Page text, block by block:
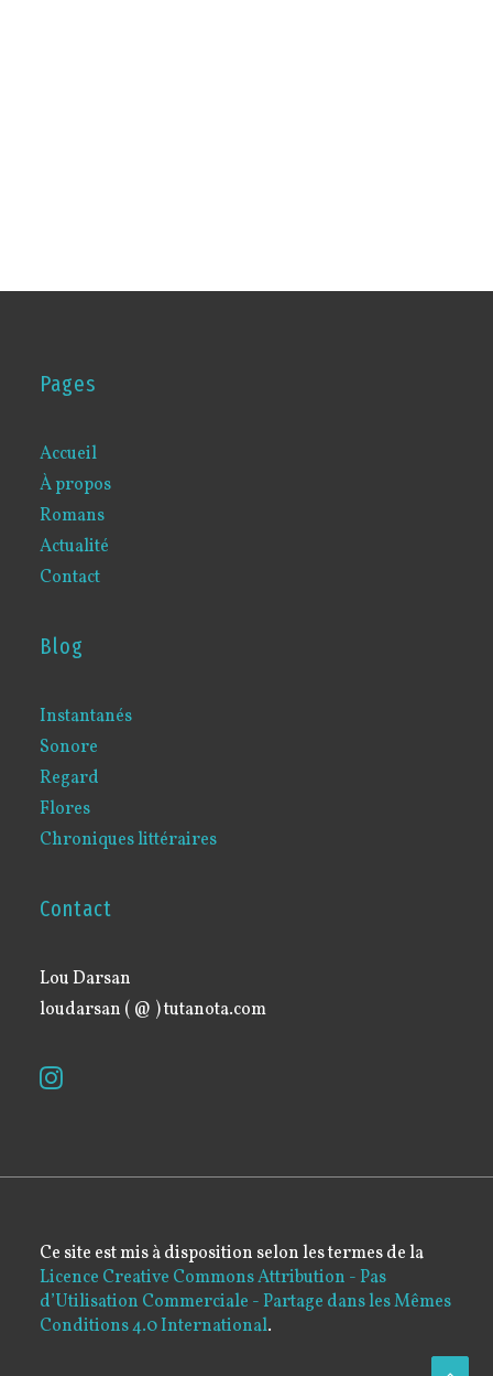
Pages
Accueil
À propos
Romans
Actualité
Contact
Blog
Instantanés
Sonore
Regard
Flores
Chroniques littéraires
Contact
Lou Darsan
loudarsan ( @ ) tutanota.com
Ce site est mis à disposition selon les termes de la
Licence Creative Commons Attribution - Pas
d’Utilisation Commerciale - Partage dans les Mêmes
Conditions 4.0 International.